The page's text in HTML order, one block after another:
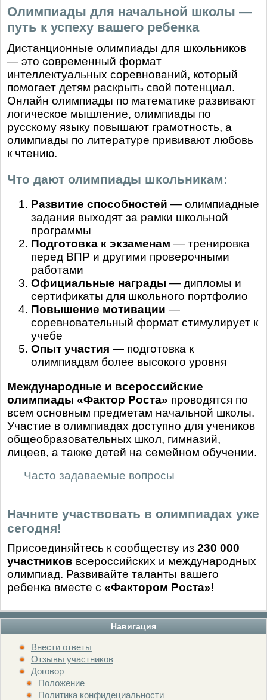
Навигация
Внести ответы
Отзывы участников
Договор
Положение
Политика конфидециальности
Олимпиады для начальной школы —
путь к успеху вашего ребенка
Дистанционные олимпиады для школьников
— это современный формат
интеллектуальных соревнований, который
помогает детям раскрыть свой потенциал.
Онлайн олимпиады по математике развивают
логическое мышление, олимпиады по
русскому языку повышают грамотность, а
олимпиады по литературе прививают любовь
к чтению.
Что дают олимпиады школьникам:
Развитие способностей — олимпиадные
задания выходят за рамки школьной
программы
Подготовка к экзаменам — тренировка
перед ВПР и другими проверочными
работами
Официальные награды — дипломы и
сертификаты для школьного портфолио
Повышение мотивации —
соревновательный формат стимулирует к
учебе
Опыт участия — подготовка к
олимпиадам более высокого уровня
Международные и всероссийские
олимпиады «Фактор Роста» проводятся по
всем основным предметам начальной школы.
Участие в олимпиадах доступно для учеников
общеобразовательных школ, гимназий,
лицеев, а также детей на семейном обучении.
Часто задаваемые вопросы
Начните участвовать в олимпиадах уже
сегодня!
Присоединяйтесь к сообществу из 230 000
участников всероссийских и международных
олимпиад. Развивайте таланты вашего
ребенка вместе с «Фактором Роста»!